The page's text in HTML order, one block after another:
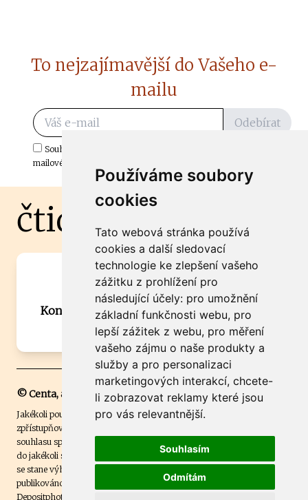
Používáme soubory
cookies
Tato webová stránka používá
cookies a další sledovací
technologie ke zlepšení vašeho
zážitku z prohlížení pro
následující účely: pro umožnění
základní funkčnosti webu, pro
lepší zážitek z webu, pro měření
vašeho zájmu o naše produkty a
služby a pro personalizaci
marketingových interakcí, chcete-
li zobrazovat reklamy které jsou
pro vás relevantnější.
Souhlasím
Odmítám
To nejzajímavější do Vašeho e-
mailu
Odebírat
Souhlasím s odběrem důležitých zpráv ze ČtiDoma.cz do mé e-
mailové schránky.
čtidoma.cz
Máte zajímavou informaci? Chcete
spolupracovat?
Kontaktujte šéfredaktora Martina Chalupu:
chalupa@ctidoma.cz
© Centa, a.s.
Jakékoli použití obsahu včetně převzetí, šíření či dalšího užití a
zpřístupňování textových či obrazových materiálů bez písemného
souhlasu společnosti Centa,a.s. je zakázáno. Čtenář svým přihlášením
do jakékoli soutěže na našem webu dává souhlas s tím, že v případě, že
se stane výhercem této soutěže, může být jeho jméno na webu
publikováno. Centa, a.s. využívala licenci ČTK a využívá fotografie z
Depositphotos